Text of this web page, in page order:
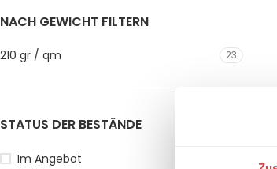
NACH GEWICHT FILTERN
210 gr / qm 23
STATUS DER BESTÄNDE
Im Angebot